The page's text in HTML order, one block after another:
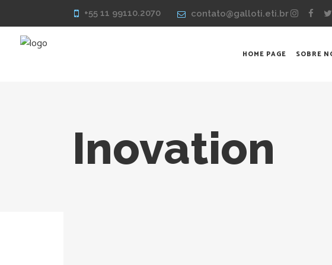
+55 11 99110.2070 contato@galloti.eti.br
HOME PAGE SOBRE
Inovation